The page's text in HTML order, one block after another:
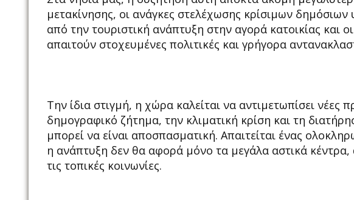
μετακίνησης, οι ανάγκες στελέχωσης κρίσιμων
από την τουριστική ανάπτυξη στην αγορά κατοικίας και
απαιτούν στοχευμένες πολιτικές και γρήγορα
Την ίδια στιγμή, η χώρα καλείται να αντιμετωπίσει νέες
δημογραφικό ζήτημα, την κλιματική κρίση και τη
μπορεί να είναι αποσπασματική. Απαιτείται ένας
η ανάπτυξη δεν θα αφορά μόνο τα μεγάλα αστικά κέντρα,
τις τοπικές κοινωνίες.